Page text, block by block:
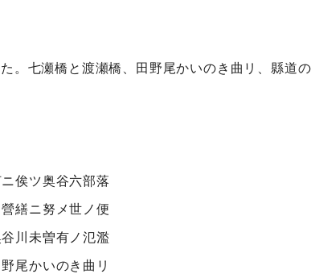
。七瀬橋と渡瀬橋、田野尾かいのき曲リ、縣道
俟ツ奥谷六部落
繕ニ努メ世ノ便
川未曽有ノ氾濫
尾かいのき曲リ